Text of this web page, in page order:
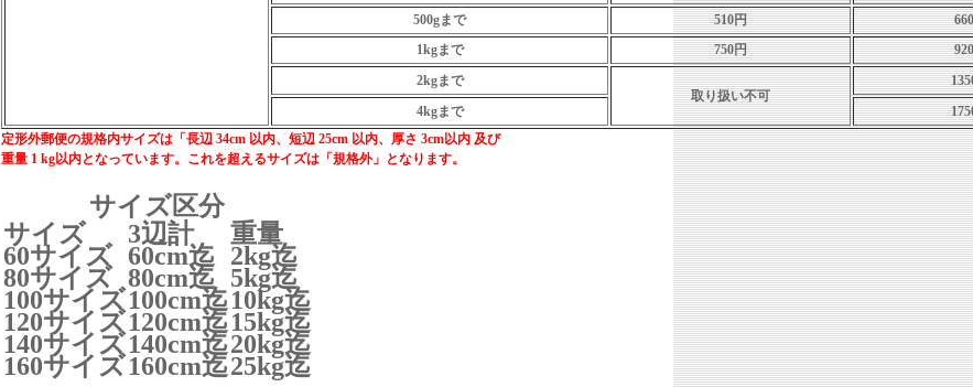
500gまで
510円
1kgまで
750円
2kgまで
取り扱い不可
4kgまで
定形外郵便の規格内サイズは「長辺 34cm 以内、短辺 25cm 以内、厚さ 3cm以内 及び
重量 1 kg以内となっています。これを超えるサイズは「規格外」となります。
サイズ区分
サイズ
3辺計 重量
60サイズ 60cm迄 2kg迄
80サイズ 80cm迄 5kg迄
100サイズ100cm迄10kg迄
120サイズ120cm迄15kg迄
140サイズ140cm迄20kg迄
160サイズ160cm迄25kg迄